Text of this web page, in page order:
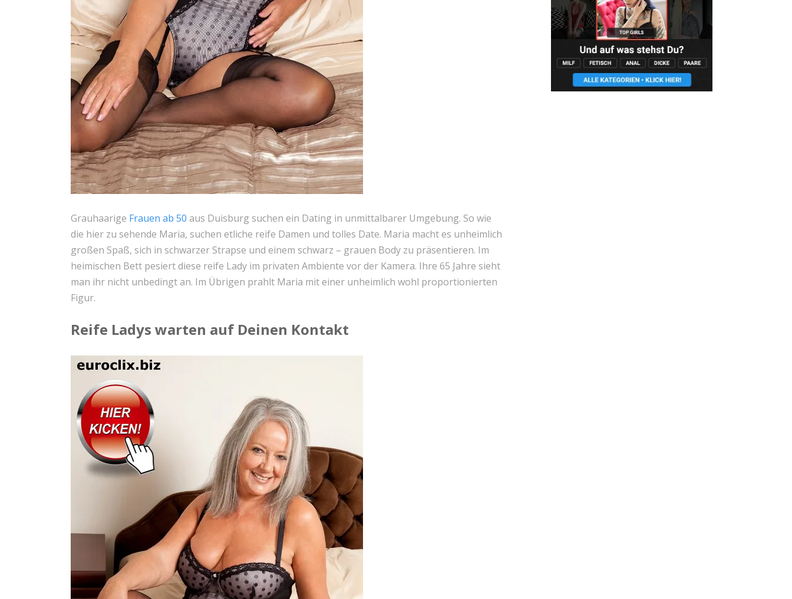
Grauhaarige Frauen ab 50 aus Duisburg suchen ein Dating in unmittalbarer Umgebung. So wie
die hier zu sehende Maria, suchen etliche reife Damen und tolles Date. Maria macht es unheimlich
großen Spaß, sich in schwarzer Strapse und einem schwarz – grauen Body zu präsentieren. Im
heimischen Bett pesiert diese reife Lady im privaten Ambiente vor der Kamera. Ihre 65 Jahre sieht
man ihr nicht unbedingt an. Im Übrigen prahlt Maria mit einer unheimlich wohl proportionierten
Figur.
Reife Ladys warten auf Deinen Kontakt